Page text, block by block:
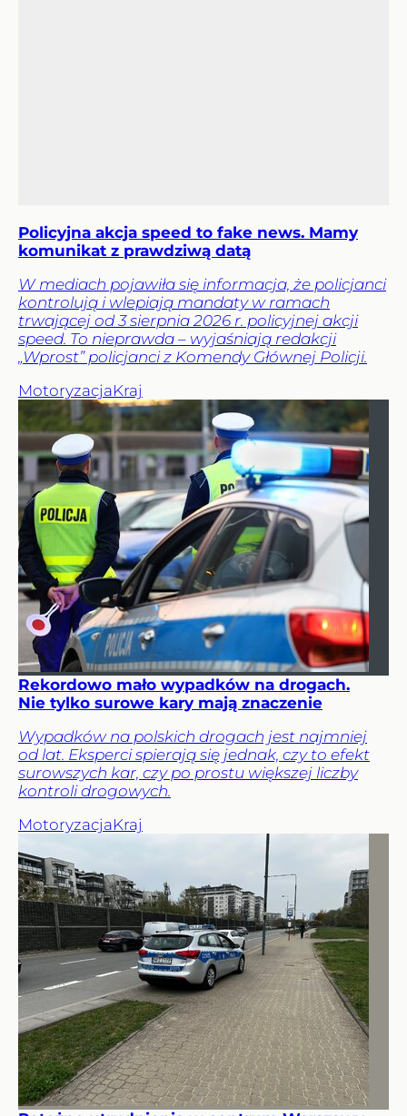
Policyjna akcja speed to fake news. Mamy
komunikat z prawdziwą datą
W mediach pojawiła się informacja, że policjanci
kontrolują i wlepiają mandaty w ramach
trwającej od 3 sierpnia 2026 r. policyjnej akcji
speed. To nieprawda – wyjaśniają redakcji
„Wprost” policjanci z Komendy Głównej Policji.
MotoryzacjaKraj
Rekordowo mało wypadków na drogach.
Nie tylko surowe kary mają znaczenie
Wypadków na polskich drogach jest najmniej
od lat. Eksperci spierają się jednak, czy to efekt
surowszych kar, czy po prostu większej liczby
kontroli drogowych.
MotoryzacjaKraj